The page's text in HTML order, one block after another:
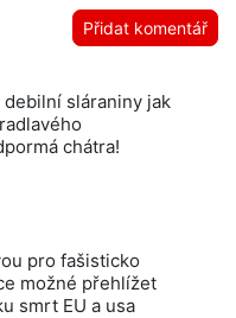
Přidat komentář
sláraniny jak
chátra!
pro fašisticko
možné přehlížet
smrt EU a usa